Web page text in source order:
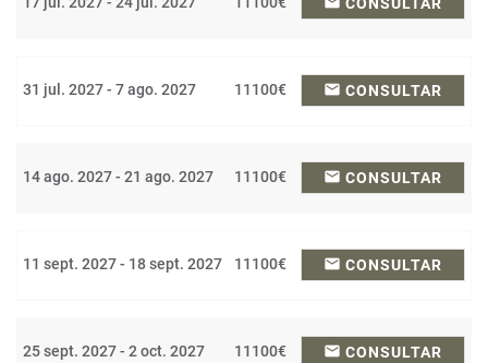
CONSULTAR
31 jul. 2027 - 7 ago. 2027 11100€ email CONSULTAR
14 ago. 2027 - 21 ago. 2027 11100€ email CONSULTAR
11 sept. 2027 - 18 sept. 2027 11100€ email CONSULTAR
25 sept. 2027 - 2 oct. 2027 11100€ email CONSULTAR